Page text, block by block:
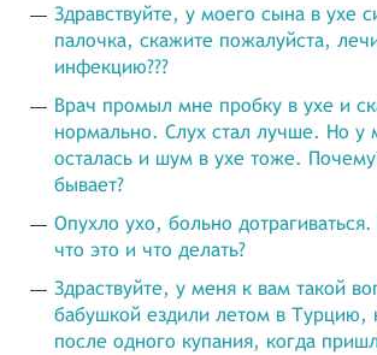
Здравствуйте, у моего сына в ухе
палочка, скажите пожалуйста,
инфекцию???
Врач промыл мне пробку в ухе и
нормально. Слух стал лучше. Но у
осталась и шум в ухе тоже.
бывает?
Опухло ухо, больно
что это и что делать?
Здраствуйте, у меня к вам такой
бабушкой ездили летом в Турцию,
после одного купания, когда